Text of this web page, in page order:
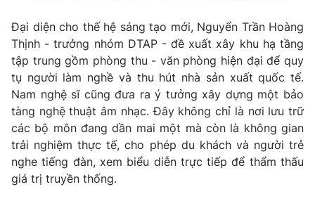
Đại diện cho thế hệ sáng tạo mới, Nguyển Trần Hoàng
Thịnh - trưởng nhóm DTAP - đề xuất xây khu hạ tầng
tập trung gồm phòng thu - văn phòng hiện đại để quy
tụ người làm nghề và thu hút nhà sản xuất quốc tế.
Nam nghệ sĩ cũng đưa ra ý tưởng xây dựng một bảo
tàng nghệ thuật âm nhạc. Đây không chỉ là nơi lưu trữ
các bộ môn đang dần mai một mà còn là không gian
trải nghiệm thực tế, cho phép du khách và người trẻ
nghe tiếng đàn, xem biểu diễn trực tiếp để thẩm thấu
giá trị truyền thống.